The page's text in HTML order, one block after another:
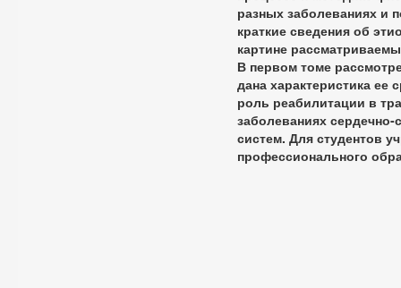
разных заболеваниях и
краткие сведения об
картине
В первом томе
дана характеристика ее
роль реабилитации в
заболеваниях
систем. Для студентов
профессионального